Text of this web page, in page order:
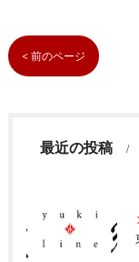
< 前のページ
最近の投稿